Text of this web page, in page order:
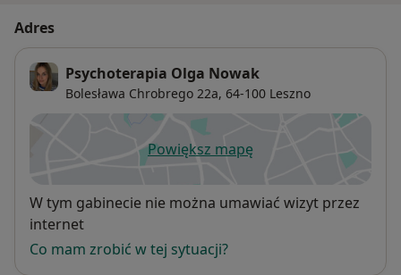
Adres
Psychoterapia Olga Nowak
Bolesława Chrobrego 22a, 64-100 Leszno
Powiększ mapęotwiera się w nowej karcie
Dostępność
W tym gabinecie nie można umawiać wizyt przez
internet
Co mam zrobić w tej sytuacji?